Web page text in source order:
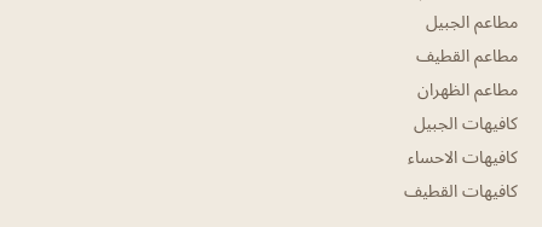
مطاعم الجبيل
مطاعم القطيف
مطاعم الظهران
كافيهات الجبيل
كافيهات الاحساء
كافيهات القطيف